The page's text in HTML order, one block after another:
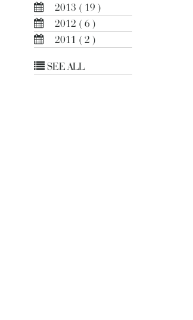
2013 ( 19 )
2012 ( 6 )
2011 ( 2 )
SEE ALL